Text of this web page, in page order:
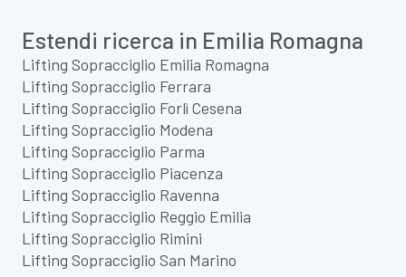
Estendi ricerca in Emilia Romagna
Lifting Sopracciglio Emilia Romagna
Lifting Sopracciglio Ferrara
Lifting Sopracciglio Forlì Cesena
Lifting Sopracciglio Modena
Lifting Sopracciglio Parma
Lifting Sopracciglio Piacenza
Lifting Sopracciglio Ravenna
Lifting Sopracciglio Reggio Emilia
Lifting Sopracciglio Rimini
Lifting Sopracciglio San Marino